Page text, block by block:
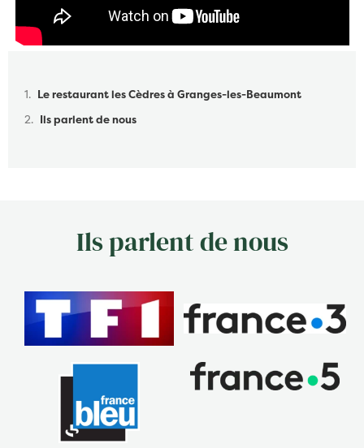
Le restaurant les Cèdres à Granges-les-Beaumont
Ils parlent de nous
Ils parlent de nous